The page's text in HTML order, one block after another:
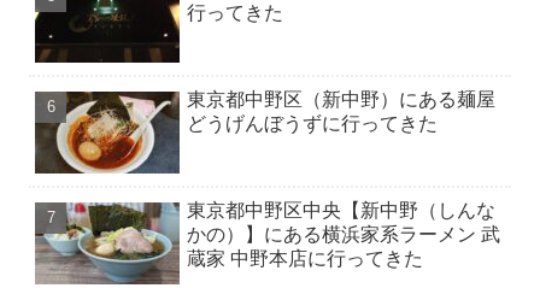
行ってきた
東京都中野区（新中野）にある麺屋
どうげんぼうずに行ってきた
東京都中野区中央【新中野（しんな
かの）】にある横浜家系ラーメン 武
蔵家 中野本店に行ってきた